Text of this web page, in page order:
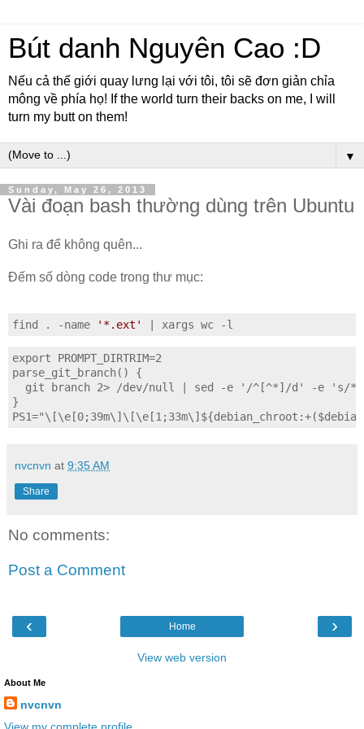
Bút danh Nguyên Cao :D
Nếu cả thế giới quay lưng lại với tôi, tôi sẽ đơn giản chỉa
mông về phía họ! If the world turn their backs on me, I will
turn my butt on them!
▼
Sunday, May 26, 2013
Vài đoạn bash thường dùng trên Ubuntu
Ghi ra để không quên...
Đếm số dòng code trong thư mục:
find . -name '*.ext' xargs wc -l
export PROMPT_DIRTRIM=2
parse_git_branch() {
git branch 2> /dev/null | sed -e '/^[^*]/d' -e 's/*
}
nvcnvn at 9:35 AM
Share
No comments:
Post a Comment
‹ ›
Home
View web version
About Me
nvcnvn